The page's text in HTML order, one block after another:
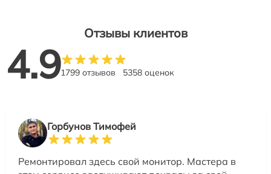
Отзывы клиентов
4.91799 отзывов 5358 оценок
Горбунов Тимофей
Ремонтировал здесь свой монитор. Мастера в